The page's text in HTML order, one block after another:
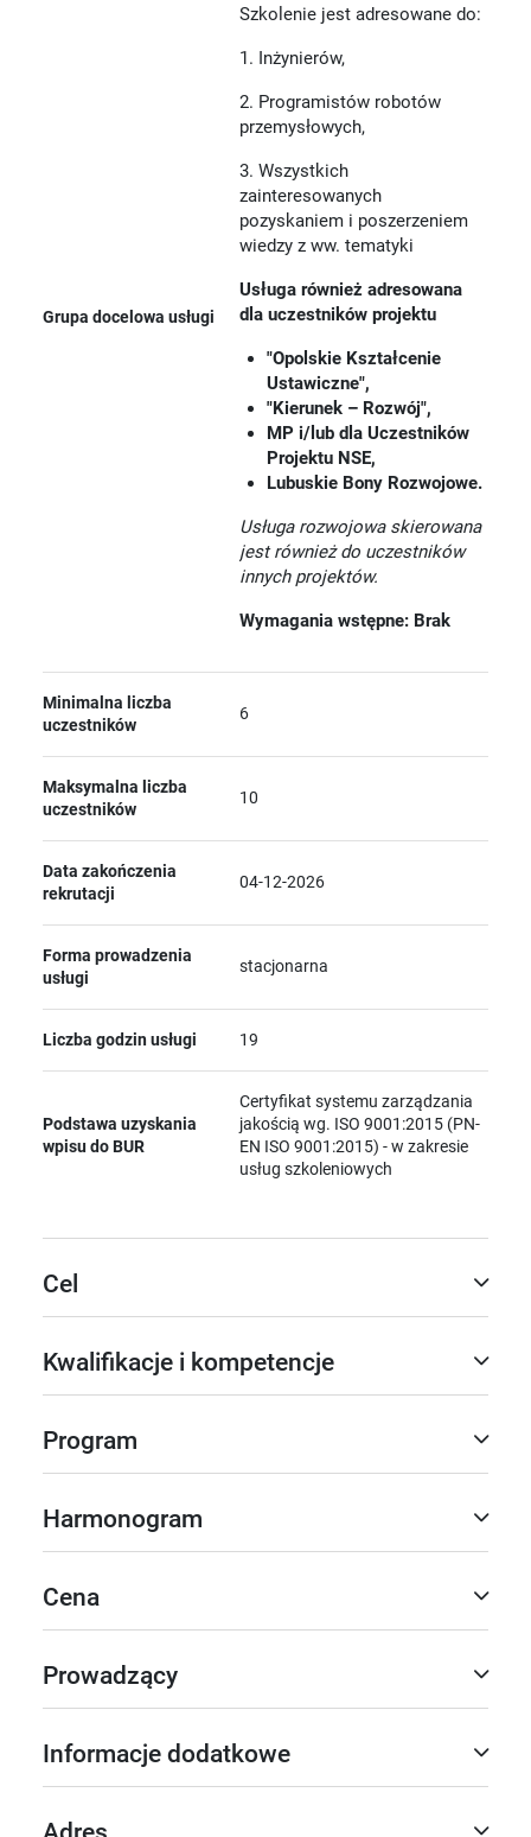
Grupa docelowa usługi
Szkolenie jest adresowane do:
1. Inżynierów,
2. Programistów robotów
przemysłowych,
3. Wszystkich
zainteresowanych
pozyskaniem i poszerzeniem
wiedzy z ww. tematyki
Usługa również adresowana
dla uczestników projektu
"Opolskie Kształcenie
Ustawiczne",
"Kierunek – Rozwój",
MP i/lub dla Uczestników
Projektu NSE,
Lubuskie Bony Rozwojowe.
Usługa rozwojowa skierowana
jest również do uczestników
innych projektów.
Wymagania wstępne: Brak
Minimalna liczba
uczestników
6
Maksymalna liczba
uczestników
10
Data zakończenia
rekrutacji
04-12-2026
Forma prowadzenia
usługi
stacjonarna
Liczba godzin usługi 19
Podstawa uzyskania
wpisu do BUR
Certyfikat systemu zarządzania
jakością wg. ISO 9001:2015 (PN-
EN ISO 9001:2015) - w zakresie
usług szkoleniowych
Cel
Kwalifikacje i kompetencje
Program
Harmonogram
Cena
Prowadzący
Informacje dodatkowe